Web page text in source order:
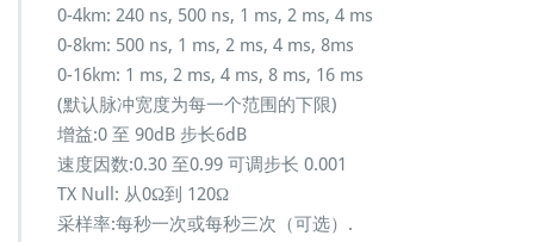
0-4km: 240 ns, 500 ns, 1 ms, 2 ms, 4 ms
0-8km: 500 ns, 1 ms, 2 ms, 4 ms, 8ms
0-16km: 1 ms, 2 ms, 4 ms, 8 ms, 16 ms
(默认脉冲宽度为每一个范围的下限)
增益:0 至 90dB 步长6dB
速度因数:0.30 至0.99 可调步长 0.001
TX Null: 从0Ω到 120Ω
采样率:每秒一次或每秒三次（可选）.